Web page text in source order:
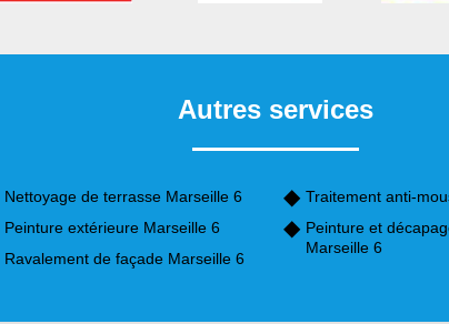
Autres services
Nettoyage de terrasse Marseille 6
Peinture extérieure Marseille 6
Ravalement de façade Marseille 6
Traitement anti-
Peinture et
Marseille 6